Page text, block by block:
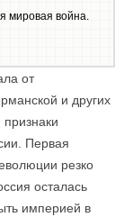
мировая война.
от
и других
Первая
резко
осталась
империей в